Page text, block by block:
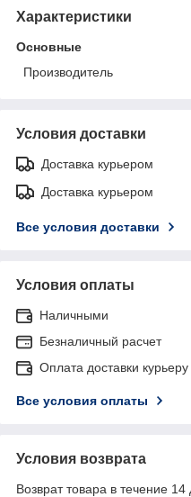
Характеристики
Основные
Производитель
Условия доставки
Доставка курьером
Доставка курьером
Все условия доставки
Условия оплаты
Наличными
Безналичный расчет
Оплата доставки
Все условия оплаты
Условия возврата
Возврат товара в течение 14